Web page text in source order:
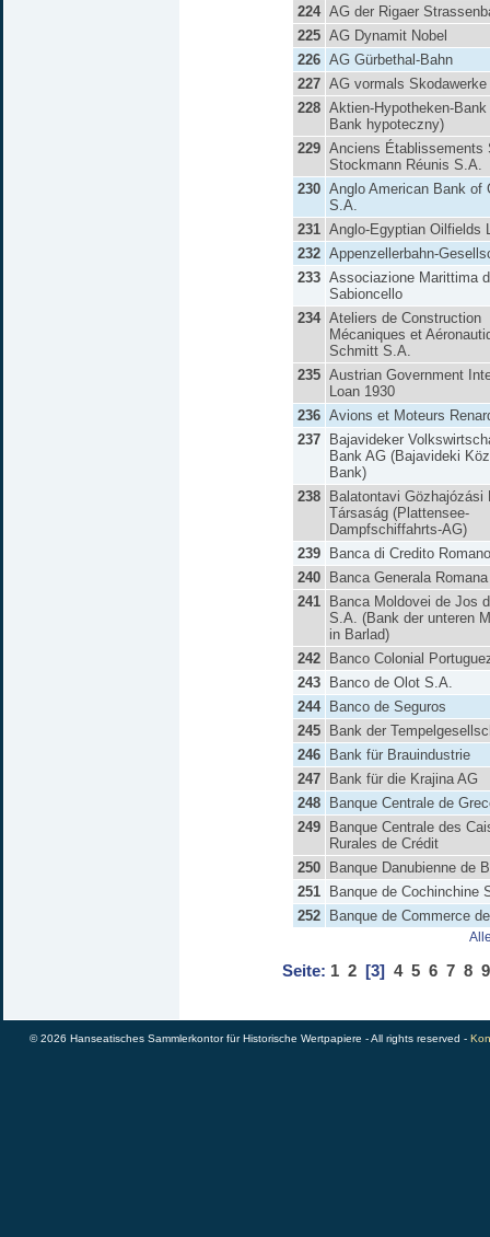
224 AG der Rigaer
225 AG Dynamit Nobel
226 AG Gürbethal-Bahn
227 AG vormals
228 Aktien-Hypotheken-
Bank hypoteczny)
229 Anciens Établissements
Stockmann Réunis S.A.
230 Anglo American Bank of
S.A.
231 Anglo-Egyptian Oilfields
232 Appenzellerbahn-
233 Associazione Marittima
Sabioncello
234 Ateliers de Construction
Mécaniques et
Schmitt S.A.
235 Austrian Government
Loan 1930
236 Avions et Moteurs
237
Bajavideker
Bank AG (Bajavideki
Bank)
238
Balatontavi Gözhajózási
Társaság (Plattensee-
Dampfschiffahrts-AG)
239
Banca di Credito Romano
240
Banca Generala
241
Banca Moldovei de Jos
S.A. (Bank der unteren
in Barlad)
242
Banco Colonial
243
Banco de Olot S.A.
244
Banco de Seguros
245
Bank der
246
Bank für Brauindustrie
247
Bank für die Krajina AG
248
Banque Centrale de
249
Banque Centrale des
Rurales de Crédit
250
Banque Danubienne de
251
Banque de Cochinchine
252
Banque de Commerce
Seite: 1 2 [3] 4 5 6 7 8 9
© 2026 Hanseatisches Sammlerkontor für Historische Wertpapiere - All rights reserved -